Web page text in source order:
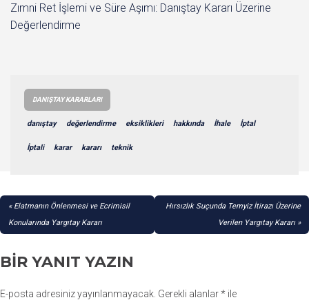
Zımni Ret İşlemi ve Süre Aşımı: Danıştay Kararı Üzerine
Değerlendirme
DANIŞTAY KARARLARI
danıştay değerlendirme eksiklikleri hakkında İhale İptal
İptali karar kararı teknik
YAZI
GEZINMESI
Elatmanın Önlenmesi ve Ecrimisil
Konularında Yargıtay Kararı
Hırsızlık Suçunda Temyiz İtirazı Üzerine
Verilen Yargıtay Kararı
BIR YANIT YAZIN
E-posta adresiniz yayınlanmayacak. Gerekli alanlar* ile